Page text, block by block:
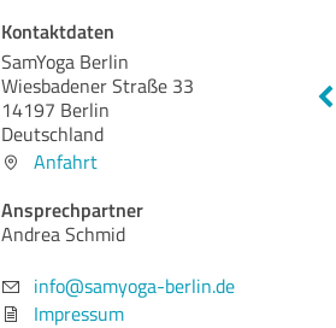
Kontaktdaten
SamYoga Berlin
Wiesbadener Straße 33
14197 Berlin
Deutschland
Anfahrt
Ansprechpartner
Andrea Schmid
info@samyoga-berlin.de
Impressum